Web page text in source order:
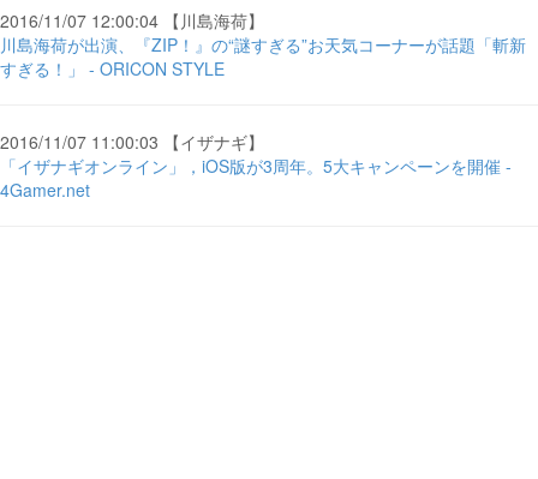
2016/11/07 12:00:04 【川島海荷】
川島海荷が出演、『ZIP！』の“謎すぎる”お天気コーナーが話題「斬新
すぎる！」 - ORICON STYLE
2016/11/07 11:00:03 【イザナギ】
「イザナギオンライン」，iOS版が3周年。5大キャンペーンを開催 -
4Gamer.net